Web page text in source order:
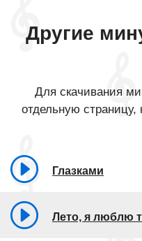
Другие
Для скачивания
отдельную страницу,
Глазками
Лето, я люблю